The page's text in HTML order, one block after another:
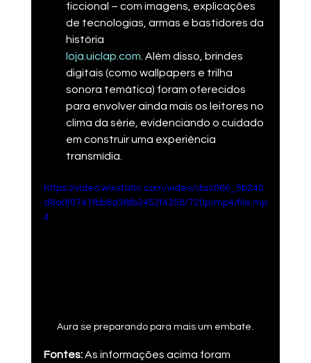
ficcional – com imagens, explicações
de tecnologias, armas e bastidores da
história​
loja.uiclap.com. Além disso, brindes
digitais (como wallpapers e trilha
sonora temática) foram oferecidos
para envolver ainda mais os leitores no
clima da série, evidenciando o cuidado
em construir uma experiência
transmídia.
https://video.wixstatic.com/video/dac060_5b240
d8a0f0741fbb8d38fb2452f4358/720p/mp4/file.mp
4
Aura se preparando para mais um embate.
Fontes: As informações acima foram